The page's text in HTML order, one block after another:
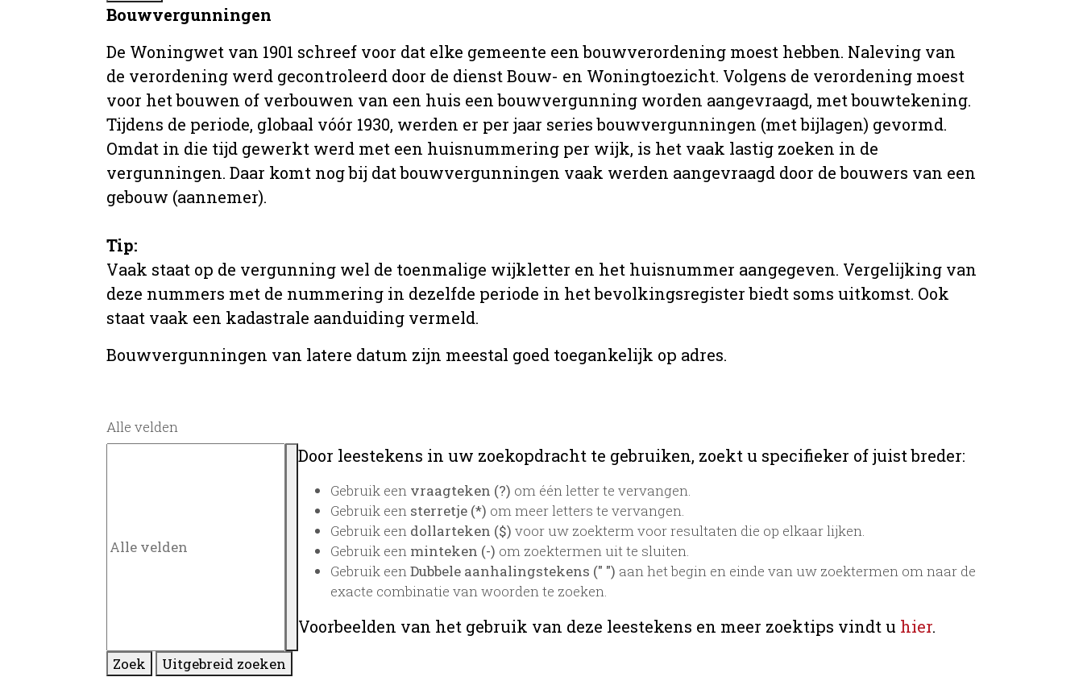
Bouwvergunningen
De Woningwet van 1901 schreef voor dat elke gemeente een bouwverordening moest hebben. Naleving van
de verordening werd gecontroleerd door de dienst Bouw- en Woningtoezicht. Volgens de verordening moest
voor het bouwen of verbouwen van een huis een bouwvergunning worden aangevraagd, met bouwtekening.
Tijdens de periode, globaal vóór 1930, werden er per jaar series bouwvergunningen (met bijlagen) gevormd.
Omdat in die tijd gewerkt werd met een huisnummering per wijk, is het vaak lastig zoeken in de
vergunningen. Daar komt nog bij dat bouwvergunningen vaak werden aangevraagd door de bouwers van een
gebouw (aannemer).
Tip:
Vaak staat op de vergunning wel de toenmalige wijkletter en het huisnummer aangegeven. Vergelijking van
deze nummers met de nummering in dezelfde periode in het bevolkingsregister biedt soms uitkomst. Ook
staat vaak een kadastrale aanduiding vermeld.
Bouwvergunningen van latere datum zijn meestal goed toegankelijk op adres.
Alle velden
Door leestekens in uw zoekopdracht te gebruiken, zoekt u specifieker of juist breder:
Gebruik een vraagteken (?) om één letter te vervangen.
Gebruik een sterretje (*) om meer letters te vervangen.
Gebruik een dollarteken ($) voor uw zoekterm voor resultaten die op elkaar lijken.
Gebruik een minteken (-) om zoektermen uit te sluiten.
Gebruik eenDubbele aanhalingstekens (" ") aan het begin en einde van uw zoektermen om naar de
exacte combinatie van woorden te zoeken.
Voorbeelden van het gebruik van deze leestekens en meer zoektips vindt u hier.
Zoek Uitgebreid zoeken